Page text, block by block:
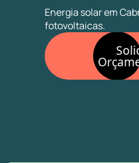
Energia solar em
fotovoltaicas.